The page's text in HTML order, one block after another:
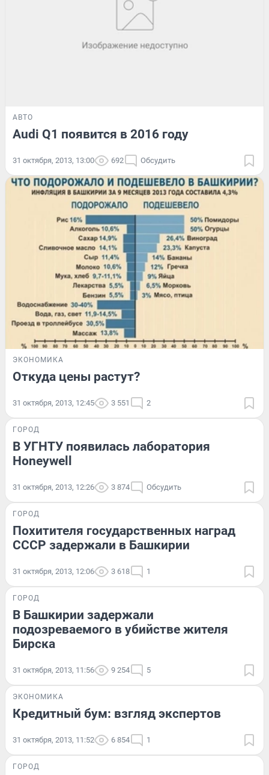
АВТО
Audi Q1 появится в 2016 году
31 октября, 2013, 13:00 692 Обсудить
ЭКОНОМИКА
Откуда цены растут?
31 октября, 2013, 12:45 3 551 2
ГОРОД
В УГНТУ появилась лаборатория
Honeywell
31 октября, 2013, 12:26 3 874 Обсудить
ГОРОД
Похитителя государственных наград
СССР задержали в Башкирии
31 октября, 2013, 12:06 3 618 1
ГОРОД
В Башкирии задержали
подозреваемого в убийстве жителя
Бирска
31 октября, 2013, 11:56 9 254 5
ЭКОНОМИКА
Кредитный бум: взгляд экспертов
31 октября, 2013, 11:52 6 854 1
ГОРОД